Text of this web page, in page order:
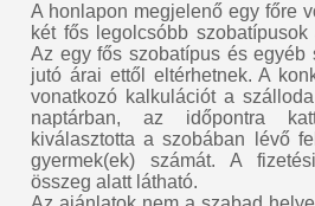
A honlapon megjelenő egy főre
két fős legolcsóbb
Az egy fős szobatípus és egyéb
jutó árai ettől eltérhetnek. A
vonatkozó kalkulációt a
naptárban, az időpontra
kiválasztotta a szobában lévő
gyermek(ek) számát. A
összeg alatt látható.